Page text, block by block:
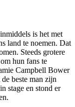
is het met
land te noemen. Dat
Steeds grotere
hun fans te
Campbell Bower
beste man zijn
stage en stond er